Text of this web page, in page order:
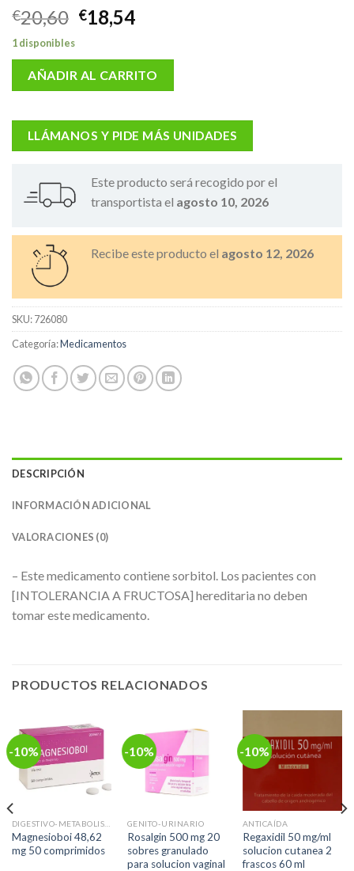
€20,60 El
precio
original
era:
€20,60.
€18,54El
actual
es:
€18,54.
1 disponibles
AÑADIR AL CARRITO
LLÁMANOS Y PIDE MÁS UNIDADES
Este producto será recogido por el
transportista el agosto 10, 2026
Recibe este producto el agosto 12, 2026
SKU:726080
Categoría:Medicamentos
DESCRIPCIÓN
INFORMACIÓN ADICIONAL
VALORACIONES (0)
– Este medicamento contiene sorbitol. Los pacientes con
[INTOLERANCIA A FRUCTOSA] hereditaria no deben
tomar este medicamento.
PRODUCTOS RELACIONADOS
-10%
Magnesioboi 48,62
mg 50 comprimidos
-10%
GENITO-URINARIO
Rosalgin 500 mg 20
sobres granulado
para solucion vaginal
-10%
ANTICAÍDA
Regaxidil 50 mg/ml
solucion cutanea 2
frascos 60 ml